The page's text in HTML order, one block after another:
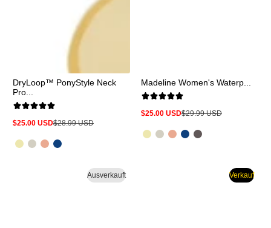
DryLoop™ PonyStyle Neck
Pro...
Verkaufspreis
$25.00 USD
Regulärer
$28.99 USD
Madeline Women's Waterp...
Verkaufspreis
$25.00 USD
Regulärer
$29.99 USD
Ausverkauft Verkauf